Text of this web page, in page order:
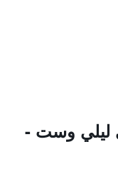
ليلي وست -